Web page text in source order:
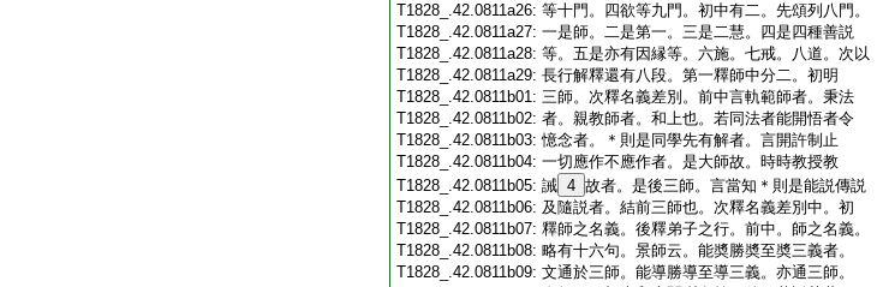
T1828_.42.0811a26: 等十門。四欲等九門。初中有二。先頌列八門。
T1828_.42.0811a27: 一是師。二是第一。三是二慧。四是四種善説
T1828_.42.0811a28: 等。五是亦有因縁等。六施。七戒。八道。次以
T1828_.42.0811a29: 長行解釋還有八段。第一釋師中分二。初明
T1828_.42.0811b01: 三師。次釋名義差別。前中言軌範師者。秉法
T1828_.42.0811b02: 者。親教師者。和上也。若同法者能開悟者令
T1828_.42.0811b03:憶念者。＊則是同學先有解者。言開許制止
T1828_.42.0811b04: 一切應作不應作者。是大師故。時時教授教
T1828_.42.0811b05: 誡 4 故者。是後三師。言當知＊則是能説傳説
T1828_.42.0811b06: 及隨説者。結前三師也。次釋名義差別中。初
T1828_.42.0811b07: 釋師之名義。後釋弟子之行。前中。師之名義。
T1828_.42.0811b08: 略有十六句。景師云。能奬勝奬至奬三義者。
T1828_.42.0811b09: 文通於三師。能導勝導至導三義。亦通三師。